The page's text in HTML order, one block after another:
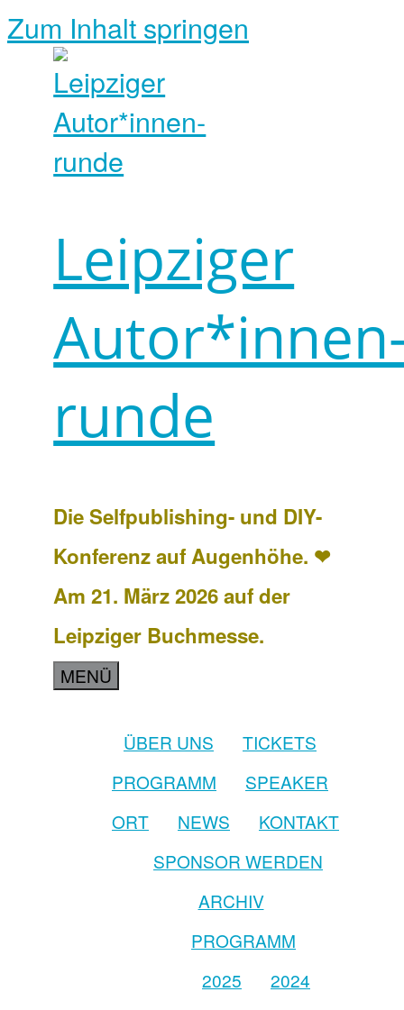
Zum Inhalt springen
Leipziger
runde
Die Selfpublishing- und DIY-
Konferenz auf Augenhöhe. ❤
Am 21. März 2026 auf der
Leipziger Buchmesse.
MENÜ
ÜBER UNS
TICKETS
PROGRAMM
SPEAKER
ORT
NEWS
KONTAKT
SPONSOR WERDEN
ARCHIV
PROGRAMM
2025
2024